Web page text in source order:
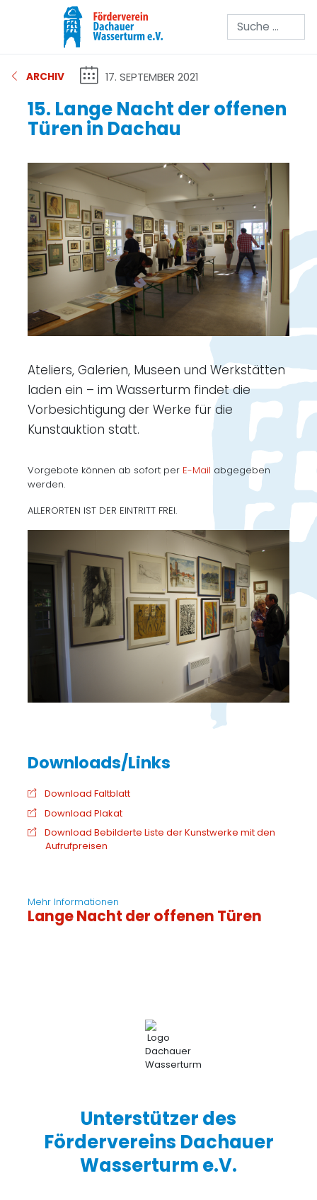
Suchen
ARCHIV 17. SEPTEMBER 2021
15. Lange Nacht der offenen
Türen in Dachau
Ateliers, Galerien, Museen und Werkstätten
laden ein – im Wasserturm findet die
Vorbesichtigung der Werke für die
Kunstauktion statt.
Vorgebote können ab sofort per E-Mail abgegeben
werden.
ALLERORTEN IST DER EINTRITT FREI.
Download Faltblatt
Download Plakat
Download Bebilderte Liste der Kunstwerke mit den
Aufrufpreisen
Mehr Informationen
Lange Nacht der offenen Türen
Unterstützer des
Fördervereins Dachauer
Wasserturm e.V.